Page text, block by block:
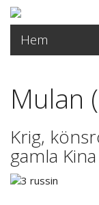
Hem
Mulan
Krig,
gamla Kina